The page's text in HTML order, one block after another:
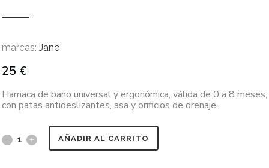
marcas: Jane
25 €
Hamaca de baño universal y ergonómica, válida de 0 a 8 meses,
con patas antideslizantes, asa y orificios de drenaje.
AÑADIR AL CARRITO